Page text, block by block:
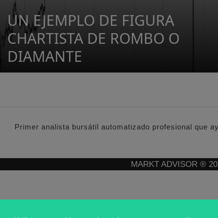
UN EJEMPLO DE FIGURA
CHARTISTA DE ROMBO O
DIAMANTE
Primer analista bursátil automatizado profesional que
MARKT ADVISOR ®